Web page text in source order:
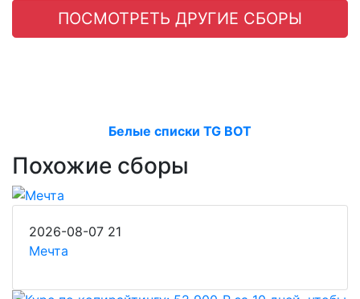
ПОСМОТРЕТЬ ДРУГИЕ СБОРЫ
Белые списки TG BOT
Похожие сборы
2026-08-07 21
Мечта